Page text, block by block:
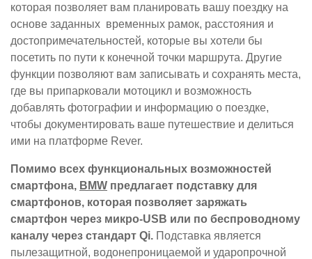
которая позволяет вам планировать вашу поездку на
основе заданных временных рамок, расстояния и
достопримечательностей, которые вы хотели бы
посетить по пути к конечной точки маршрута. Другие
функции позволяют вам записывать и сохранять места,
где вы припарковали мотоцикл и возможность
добавлять фотографии и информацию о поездке,
чтобы документировать ваше путешествие и делиться
ими на платформе Rever.
Помимо всех функциональных возможностей
смартфона, BMW предлагает подставку для
смартфонов, которая позволяет заряжать
смартфон через микро-USB или по беспроводному
каналу через стандарт Qi. Подставка является
пылезащитной, водонепроницаемой и ударопрочной